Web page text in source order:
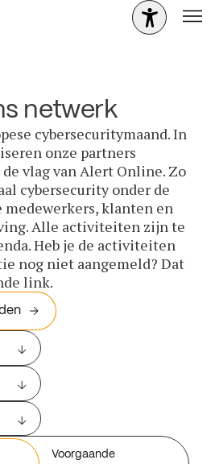
netwerk
cybersecuritymaand. In
onze partners
vlag van Alert Online. Zo
cybersecurity onder de
medewerkers, klanten en
Alle activiteiten zijn te
Heb je de activiteiten
nog niet aangemeld? Dat
link.
Voorgaande